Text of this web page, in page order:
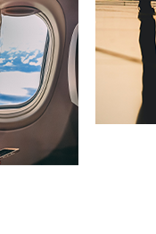
المصرفية الرقمية